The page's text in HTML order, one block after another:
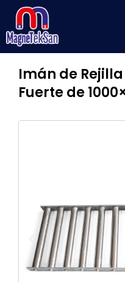
contenido
Imán de
Fuerte de